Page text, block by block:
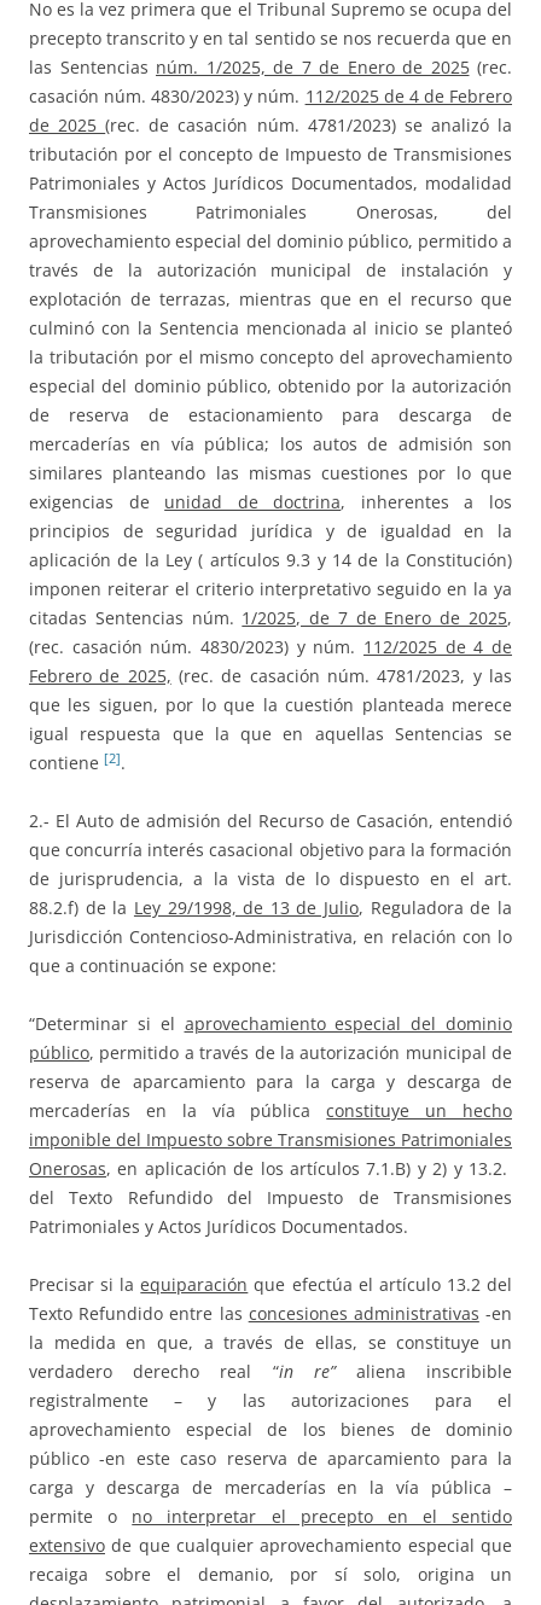
No es la vez primera que el Tribunal Supremo se ocupa del
precepto transcrito y en tal sentido se nos recuerda que en
las Sentencias núm. 1/2025, de 7 de Enero de 2025(rec.
casación núm. 4830/2023) y núm. 112/2025 de 4 de Febrero
de 2025(rec. de casación núm. 4781/2023) se analizó la
tributación por el concepto de Impuesto de Transmisiones
Patrimoniales y Actos Jurídicos Documentados, modalidad
Transmisiones Patrimoniales Onerosas, del
aprovechamiento especial del dominio público, permitido a
través de la autorización municipal de instalación y
explotación de terrazas, mientras que en el recurso que
culminó con la Sentencia mencionada al inicio se planteó
la tributación por el mismo concepto del aprovechamiento
especial del dominio público, obtenido por la autorización
de reserva de estacionamiento para descarga de
mercaderías en vía pública; los autos de admisión son
similares planteando las mismas cuestiones por lo que
exigencias de unidad de doctrina, inherentes a los
principios de seguridad jurídica y de igualdad en la
aplicación de la Ley ( artículos 9.3 y 14 de la Constitución)
imponen reiterar el criterio interpretativo seguido en la ya
citadas Sentencias núm. 1/2025, de 7 de Enero de 2025,
(rec. casación núm. 4830/2023) y núm. 112/2025 de 4 de
Febrero de 2025, (rec. de casación núm. 4781/2023, y las
que les siguen, por lo que la cuestión planteada merece
igual respuesta que la que en aquellas Sentencias se
contiene [2].
2.- El Auto de admisión del Recurso de Casación, entendió
que concurría interés casacional objetivo para la formación
de jurisprudencia, a la vista de lo dispuesto en el art.
88.2.f) de la Ley 29/1998, de 13 de Julio, Reguladora de la
Jurisdicción Contencioso-Administrativa, en relación con lo
que a continuación se expone:
“Determinar si el aprovechamiento especial del dominio
público, permitido a través de la autorización municipal de
reserva de aparcamiento para la carga y descarga de
mercaderías en la vía públicaconstituye un hecho
imponible del Impuesto sobre Transmisiones Patrimoniales
Onerosas, en aplicación de los artículos 7.1.B) y 2) y 13.2.
del Texto Refundido del Impuesto de Transmisiones
Patrimoniales y Actos Jurídicos Documentados.
Precisar si laequiparación que efectúa el artículo 13.2 del
Texto Refundido entre las concesiones administrativas -en
la medida en que, a través de ellas, se constituye un
verdadero derecho real “in re” aliena inscribible
registralmente – y las autorizaciones para el
aprovechamiento especial de los bienes de dominio
público -en este caso reserva de aparcamiento para la
carga y descarga de mercaderías en la vía pública –
permite o no interpretar el precepto en el sentido
extensivo de que cualquier aprovechamiento especial que
recaiga sobre el demanio, por sí solo, origina un